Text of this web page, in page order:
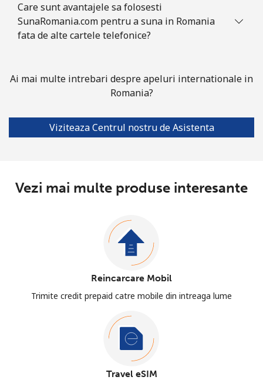
Care sunt avantajele sa folosesti
SunaRomania.com pentru a suna in Romania
fata de alte cartele telefonice?
Ai mai multe intrebari despre apeluri internationale in
Romania?
Viziteaza Centrul nostru de Asistenta
Vezi mai multe produse interesante
Reincarcare Mobil
Trimite credit prepaid catre mobile din intreaga lume
Travel eSIM